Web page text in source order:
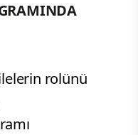
rolünü